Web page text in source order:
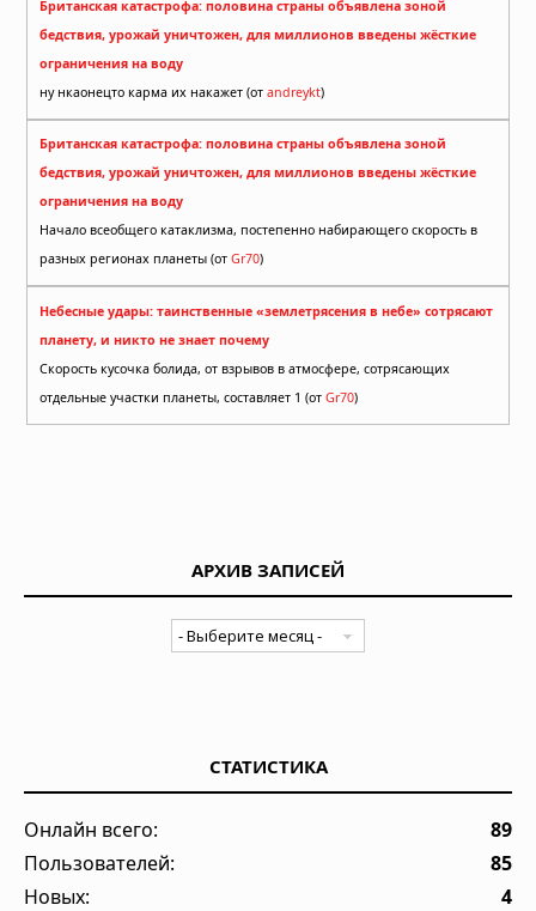
Британская катастрофа: половина страны объявлена зоной
бедствия, урожай уничтожен, для миллионов введены жёсткие
ограничения на воду
ну нкаонецто карма их накажет (от andreykt)
Британская катастрофа: половина страны объявлена зоной
бедствия, урожай уничтожен, для миллионов введены жёсткие
ограничения на воду
Начало всеобщего катаклизма, постепенно набирающего скорость в
разных регионах планеты (от Gr70)
Небесные удары: таинственные «землетрясения в небе» сотрясают
планету, и никто не знает почему
Скорость кусочка болида, от взрывов в атмосфере, сотрясающих
отдельные участки планеты, составляет 1 (от Gr70)
АРХИВ ЗАПИСЕЙ
СТАТИСТИКА
Онлайн всего:
89
Пользователей:
85
Новых:
4